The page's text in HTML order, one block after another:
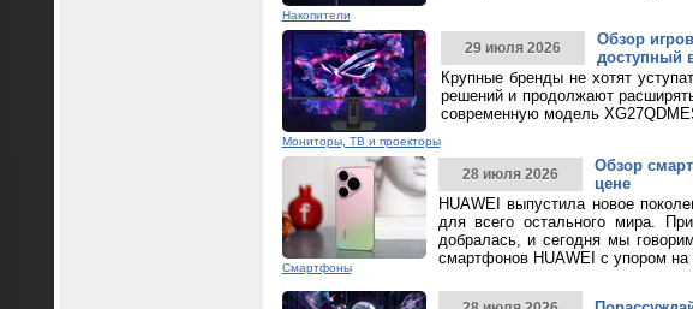
Накопители
Мониторы, ТВ и проекторы
29 июля 2026
Обзор
доступный
Крупные бренды не хотят
решений и продолжают
современную модель
Смартфоны
28 июля 2026
Обзор
цене
HUAWEI выпустила новое
для всего остального мира.
добралась, и сегодня мы
смартфонов HUAWEI с упором на